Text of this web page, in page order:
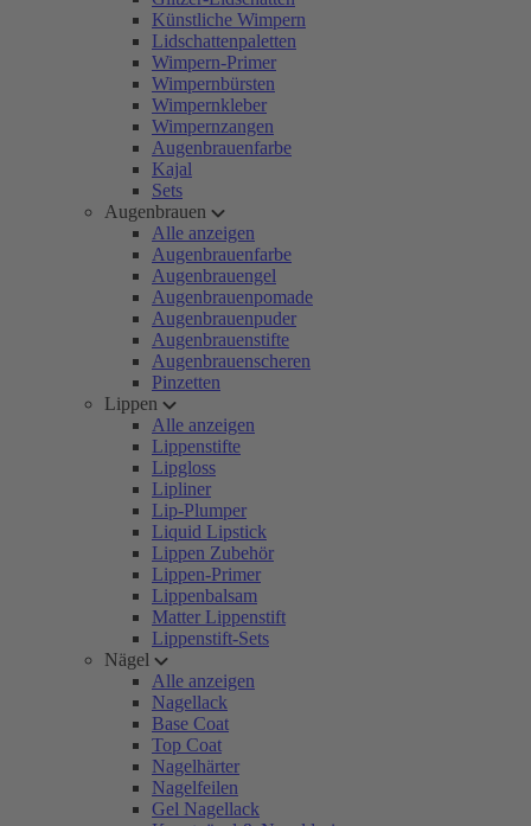
Künstliche Wimpern
Lidschattenpaletten
Wimpern-Primer
Wimpernbürsten
Wimpernkleber
Wimpernzangen
Augenbrauenfarbe
Kajal
Sets
Augenbrauen
Alle anzeigen
Augenbrauenfarbe
Augenbrauengel
Augenbrauenpomade
Augenbrauenpuder
Augenbrauenstifte
Augenbrauenscheren
Pinzetten
Lippen
Alle anzeigen
Lippenstifte
Lipgloss
Lipliner
Lip-Plumper
Liquid Lipstick
Lippen Zubehör
Lippen-Primer
Lippenbalsam
Matter Lippenstift
Lippenstift-Sets
Nägel
Alle anzeigen
Nagellack
Base Coat
Top Coat
Nagelhärter
Nagelfeilen
Gel Nagellack